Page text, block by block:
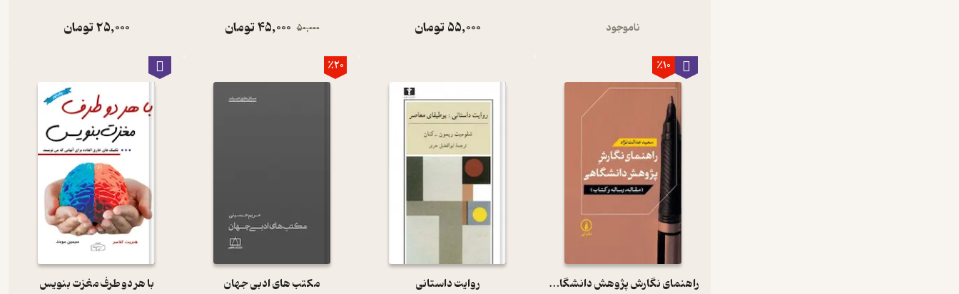
ناموجود 55,000تومان 50,000
45,000تومان 25,000تومان
٪10
راهنمای نگارش پژوهش دانشگاهی روایت داستانی
٪20
مکتب های ادبی جهان با هر دو طرف مغزت بنویس